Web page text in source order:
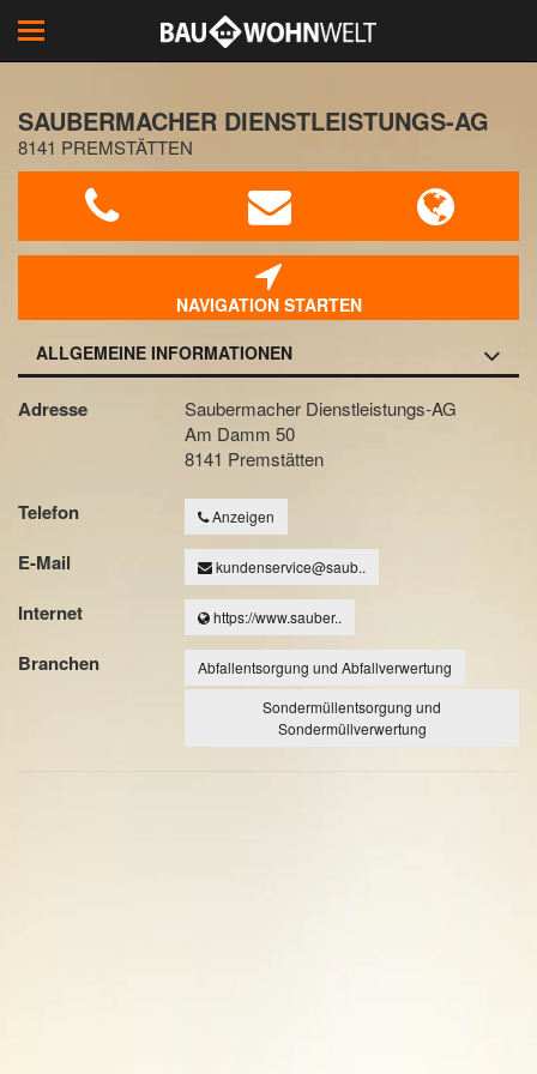
Toggle
navigation
SAUBERMACHER DIENSTLEISTUNGS-AG
8141 PREMSTÄTTEN
NAVIGATION STARTEN
ALLGEMEINE INFORMATIONEN
Adresse
Saubermacher Dienstleistungs-AG
Am Damm 50
8141 Premstätten
Telefon Anzeigen
E-Mail kundenservice@saub..
Internet https://www.sauber..
Branchen
Abfallentsorgung und Abfallverwertung
Sondermüllentsorgung und
Sondermüllverwertung